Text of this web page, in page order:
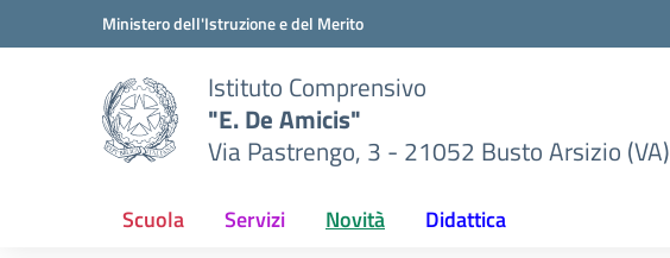
Vai ai contenuti
Vai al menu di navigazioneMinistero dell'Istruzione e del Merito
Istituto Comprensivo
"E. De Amicis"
Via Pastrengo, 3 - 21052 Busto Arsizio (VA)
Scuola Servizi Novità Didattica